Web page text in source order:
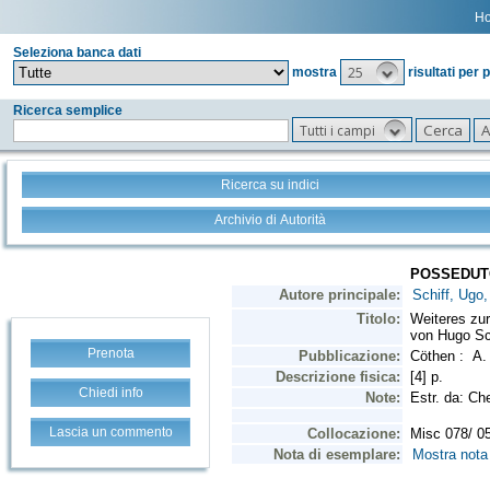
Seleziona banca dati
mostra
25 risultati per
Ricerca semplice
Tutti i campi
Ricerca su indici
Archivio di Autorità
Prenota
Chiedi info
Lascia un commento